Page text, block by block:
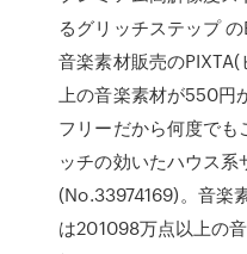
るグリッチステップ
音楽素材販売の
上の音楽素材が550円
フリーだから何度でも
ッチの効いたハウス
(No.33974169)。音楽
は201098万点以上の